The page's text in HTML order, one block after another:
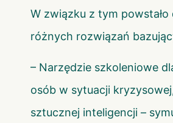
W związku z tym powstało
różnych rozwiązań
– Narzędzie szkoleniowe
osób w sytuacji
sztucznej inteligencji –